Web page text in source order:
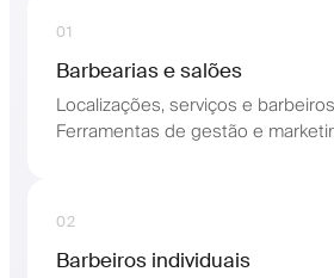
01
Barbearias e salões
Localizações, serviços e
Ferramentas de gestão e
02
Barbeiros individuais